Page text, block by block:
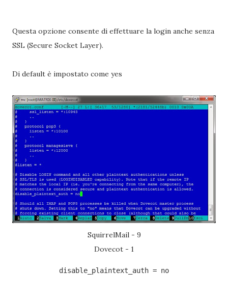
Questa opzione consente di effettuare la login anche senza
SSL (Secure Socket Layer).
Di default è impostato come yes
SquirrelMail - 9
Dovecot - 1
disable_plaintext_auth = no